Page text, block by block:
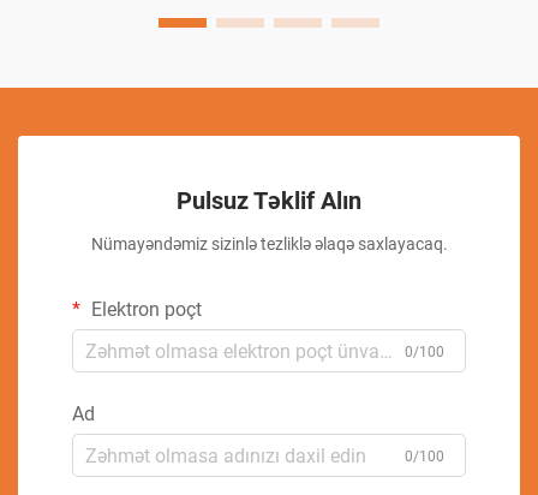
Pulsuz Təklif Alın
Nümayəndəmiz sizinlə tezliklə əlaqə saxlayacaq.
Elektron poçt
0/100
Ad
0/100